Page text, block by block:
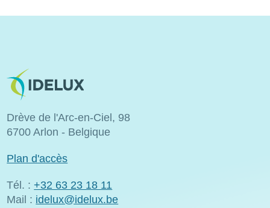
Image
Drève de l'Arc-en-Ciel, 98
6700 Arlon - Belgique
Plan d'accès
Tél. : +32 63 23 18 11
Mail : idelux@idelux.be